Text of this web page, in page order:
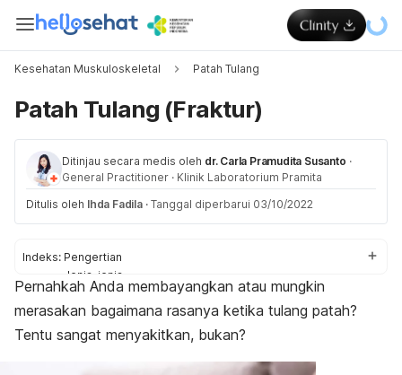
Kesehatan Muskuloskeletal Patah Tulang
Patah Tulang (Fraktur)
Ditinjau secara medis oleh dr. Carla Pramudita Susanto ·
General Practitioner · Klinik Laboratorium Pramita
Ditulis oleh Ihda Fadila · Tanggal diperbarui 03/10/2022
Indeks: Pengertian
Jenis-jenis
Tanda dan gejala
Penyebab
Faktor risiko
Komplikasi
Pernahkah Anda membayangkan atau mungkin
merasakan bagaimana rasanya ketika tulang patah?
Tentu sangat menyakitkan, bukan?